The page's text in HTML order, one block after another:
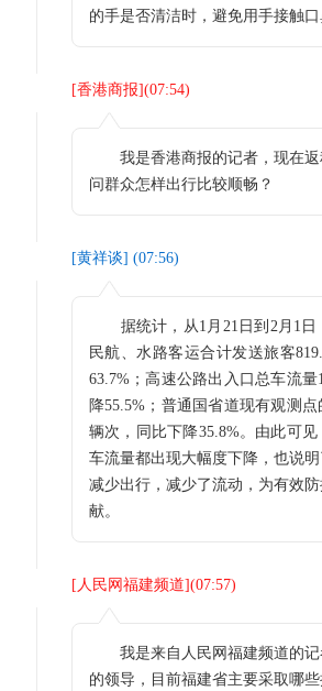
的手是否清洁时，避免用手接触口
[香港商报](07:54)
我是香港商报的记者，现在返
问群众怎样出行比较顺畅？
[黄祥谈] (07:56)
据统计，从1月21日到2月1日
民航、水路客运合计发送旅客
63.7%；高速公路出入口总车流
降55.5%；普通国省道现有观测
辆次，同比下降35.8%。由此可见
车流量都出现大幅度下降，也说
减少出行，减少了流动，为有效
献。
[ 人民网福建频道](07:57)
我是来自人民网福建频道的记
的领导，目前福建省主要采取哪